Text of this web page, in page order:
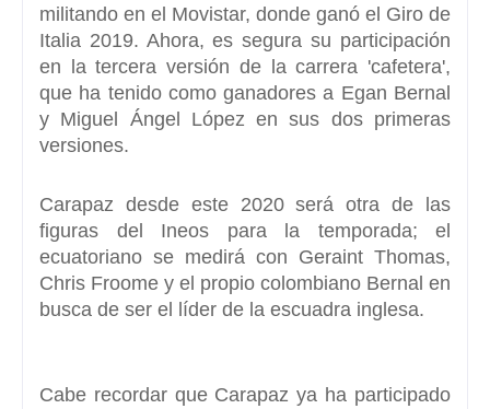
militando en el Movistar, donde ganó el Giro de
Italia 2019. Ahora, es segura su participación
en la tercera versión de la carrera 'cafetera',
que ha tenido como ganadores a Egan Bernal
y Miguel Ángel López en sus dos primeras
versiones.
Carapaz desde este 2020 será otra de las
figuras del Ineos para la temporada; el
ecuatoriano se medirá con Geraint Thomas,
Chris Froome y el propio colombiano Bernal en
busca de ser el líder de la escuadra inglesa.
Cabe recordar que Carapaz ya ha participado